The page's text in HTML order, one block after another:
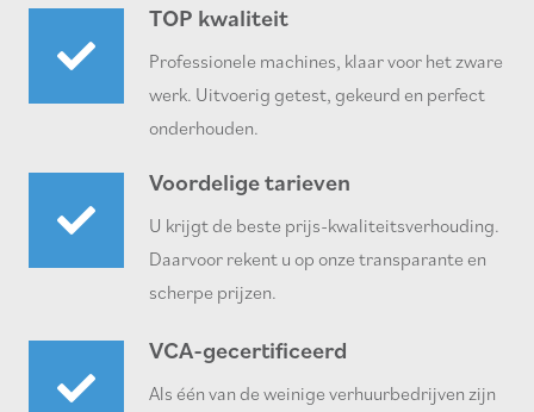
TOP kwaliteit
Professionele machines, klaar voor het zware
werk. Uitvoerig getest, gekeurd en perfect
onderhouden.
Voordelige tarieven
U krijgt de beste prijs-kwaliteitsverhouding.
Daarvoor rekent u op onze transparante en
scherpe prijzen.
VCA-gecertificeerd
Als één van de weinige verhuurbedrijven zijn